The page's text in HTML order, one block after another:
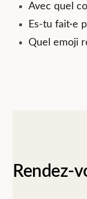
Avec quel
Es-tu fait·e
Quel emoji
Rendez-